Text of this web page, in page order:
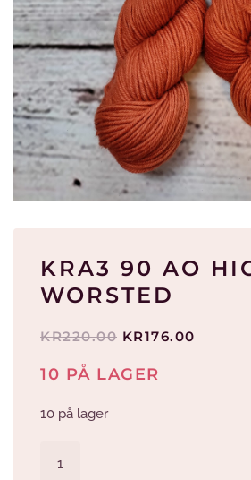
KRA3 90 AO
WORSTED
KR220.00 OPPRINNELIG
VAR:
KR176.00
10 PÅ LAGER
10 på lager